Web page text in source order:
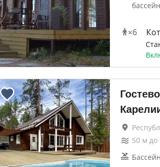
бассейн
×6
50м до
Бассейн